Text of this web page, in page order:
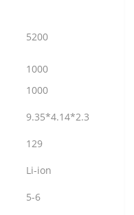
5200
1000
1000
9.35*4.14*2.3
129
Li-ion
5-6